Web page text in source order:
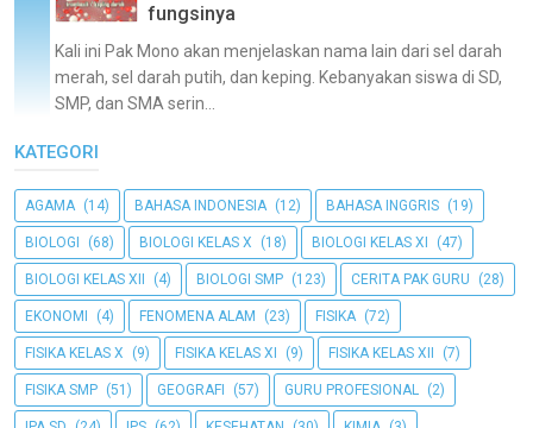
fungsinya
Kali ini Pak Mono akan menjelaskan nama lain dari sel darah
merah, sel darah putih, dan keping. Kebanyakan siswa di SD,
SMP, dan SMA serin...
KATEGORI
AGAMA (14) BAHASA INDONESIA (12) BAHASA INGGRIS (19)
BIOLOGI (68) BIOLOGI KELAS X (18) BIOLOGI KELAS XI (47)
BIOLOGI KELAS XII (4) BIOLOGI SMP (123) CERITA PAK GURU (28)
EKONOMI (4) FENOMENA ALAM (23) FISIKA (72)
FISIKA KELAS X (9) FISIKA KELAS XI (9) FISIKA KELAS XII (7)
FISIKA SMP (51) GEOGRAFI (57) GURU PROFESIONAL (2)